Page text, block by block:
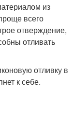
из
всего
отверждение,
отливать
отливку в
к себе.